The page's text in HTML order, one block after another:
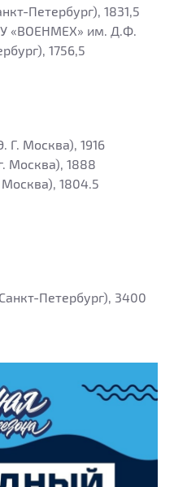
Петербург), 1831,5
«ВОЕНМЕХ» им. Д.Ф.
1756,5
Г. Москва), 1916
Москва), 1888
1804.5
Петербург), 3400